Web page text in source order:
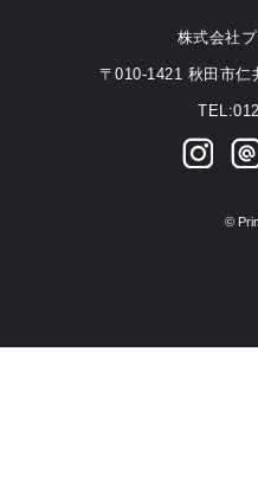
株式会社
〒010-1421 秋田市仁
©